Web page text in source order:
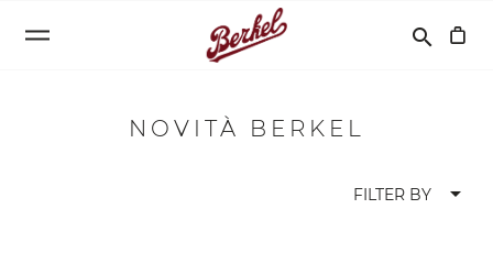
Cerca
search
NOVITÀ BERKEL
FILTER BY arrow_drop_down